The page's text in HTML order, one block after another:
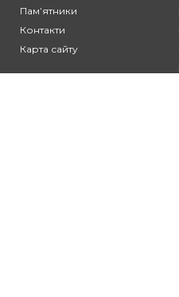
Памʼятники
Контакти
Карта сайту